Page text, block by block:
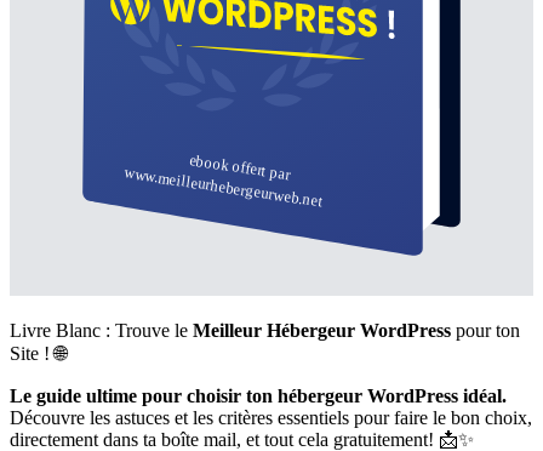
Livre Blanc : Trouve le Meilleur Hébergeur WordPress pour ton
Site ! 🌐
Le guide ultime pour choisir ton hébergeur WordPress idéal.
Découvre les astuces et les critères essentiels pour faire le bon choix,
directement dans ta boîte mail, et tout cela gratuitement! 📩✨